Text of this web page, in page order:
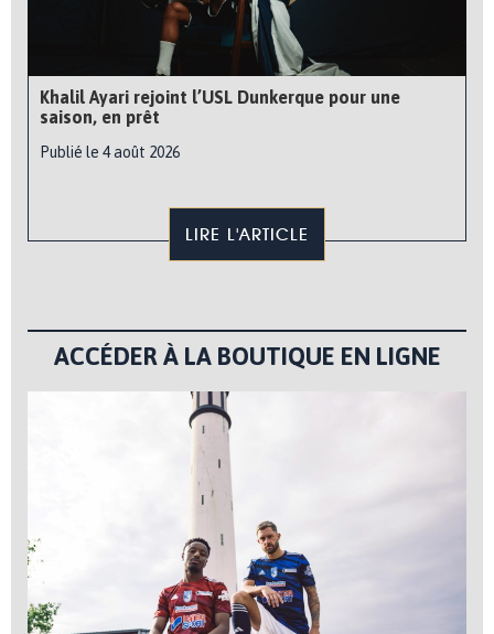
Khalil Ayari rejoint l’USL Dunkerque pour une
saison, en prêt
Publié le 4 août 2026
LIRE L'ARTICLE
ACCÉDER À LA BOUTIQUE EN LIGNE